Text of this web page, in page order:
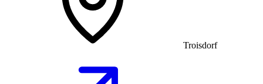
Troisdorf